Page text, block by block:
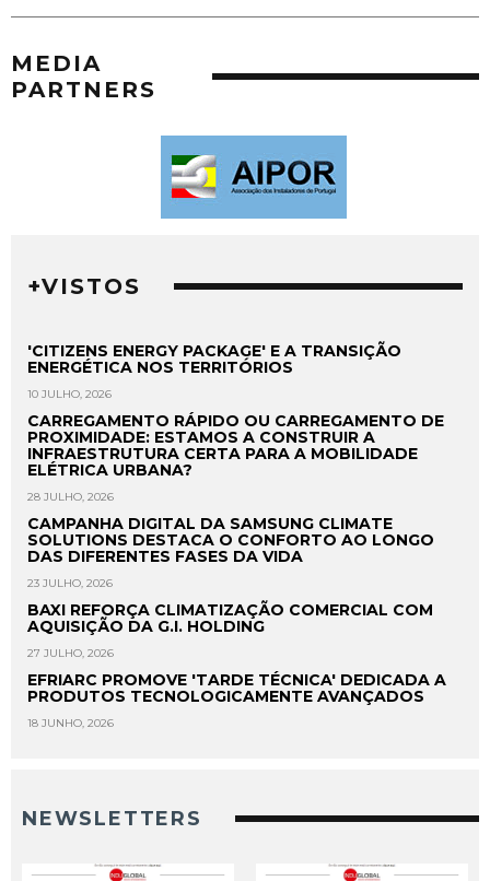
MEDIA
PARTNERS
+VISTOS
'CITIZENS ENERGY PACKAGE' E A TRANSIÇÃO
ENERGÉTICA NOS TERRITÓRIOS
10 JULHO, 2026
CARREGAMENTO RÁPIDO OU CARREGAMENTO DE
PROXIMIDADE: ESTAMOS A CONSTRUIR A
INFRAESTRUTURA CERTA PARA A MOBILIDADE
ELÉTRICA URBANA?
28 JULHO, 2026
CAMPANHA DIGITAL DA SAMSUNG CLIMATE
SOLUTIONS DESTACA O CONFORTO AO LONGO
DAS DIFERENTES FASES DA VIDA
23 JULHO, 2026
BAXI REFORÇA CLIMATIZAÇÃO COMERCIAL COM
AQUISIÇÃO DA G.I. HOLDING
27 JULHO, 2026
EFRIARC PROMOVE 'TARDE TÉCNICA' DEDICADA A
PRODUTOS TECNOLOGICAMENTE AVANÇADOS
18 JUNHO, 2026
NEWSLETTERS